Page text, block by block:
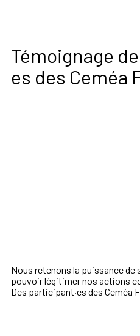
Témoignage
es des Ceméa
Nous retenons la puissance de
pouvoir légitimer nos actions
Des participant·es des Ceméa